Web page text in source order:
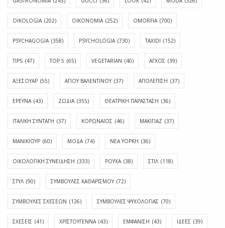
OIKOLOGIA (202) OIKONOMIA (252) OMORFIA (700)
PSYCHAGOGIA (358) PSYCHOLOGIA (730) TAXIDI (152)
TIPS (47) TOP 5 (65) VEGETARIAN (40) ΑΓΧΟΣ (39)
ΑΞΕΣΟΥΑΡ (55) ΑΓΊΟΥ ΒΑΛΕΝΤΊΝΟΥ (37) ΑΠΟΛΈΠΙΣΗ (37)
ΕΡΕΥΝΑ (43) ΖΩΔΙΑ (355) ΘΕΑΤΡΙΚΗ ΠΑΡΑΣΤΑΣΗ (36)
ΙΤΑΛΙΚΗ ΣΥΝΤΑΓΗ (37) ΚΟΡΩΝΑΪΟΣ (46) ΜΑΚΙΓΙΑΖ (37)
ΜΑΝΙΚΙΟΥΡ (60) ΜΟΔΑ (74) ΝΕΑ ΥΟΡΚΗ (36)
ΟΙΚΟΛΟΓΙΚΗ ΣΥΝΕΙΔΗΣΗ (333) ΡΟΥΧΑ (38) ΣΤΙΛ (118)
ΣΤΥΛ (90) ΣΥΜΒΟΥΛΕΣ ΚΑΘΑΡΙΣΜΟΥ (72)
ΣΥΜΒΟΥΛΕΣ ΣΧΕΣΕΩΝ (126) ΣΥΜΒΟΥΛΕΣ ΨΥΧΟΛΟΓΙΑΣ (70)
ΣΧΕΣΕΙΣ (41) ΧΡΙΣΤΟΥΓΕΝΝΑ (43) ΕΜΦΆΝΙΣΗ (43) ΙΔΈΕΣ (39)